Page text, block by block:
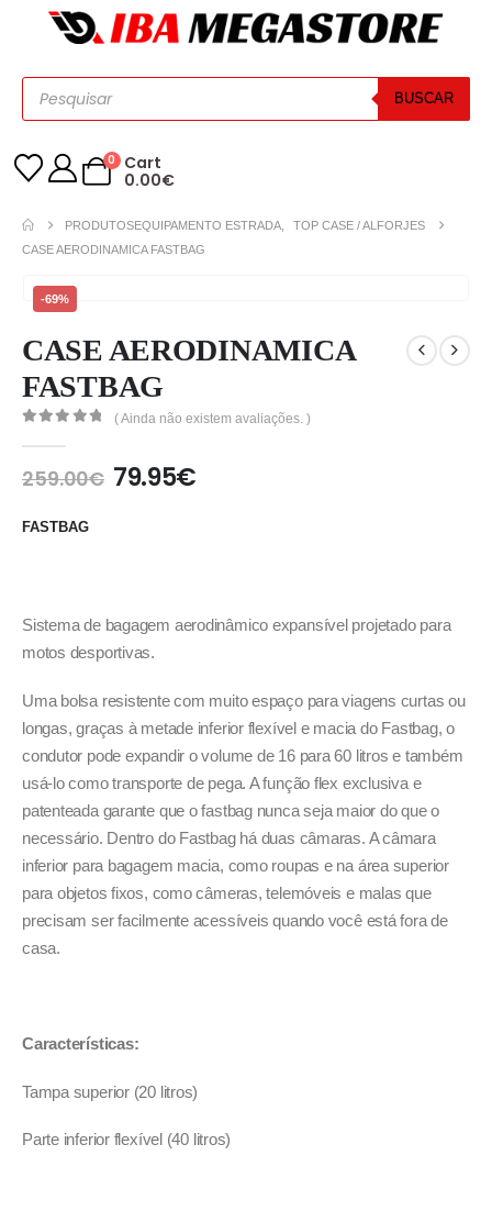
BUSCAR
0
Cart
0.00€
PRODUTOSEQUIPAMENTO ESTRADA
TOP CASE / ALFORJES
CASE AERODINAMICA FASTBAG
-69%
CASE AERODINAMICA
FASTBAG
( Ainda não existem avaliações. )
259.00€ 79.95€
FASTBAG
Sistema de bagagem aerodinâmico expansível projetado para
motos desportivas.
Uma bolsa resistente com muito espaço para viagens curtas ou
longas, graças à metade inferior flexível e macia do Fastbag, o
condutor pode expandir o volume de 16 para 60 litros e também
usá-lo como transporte de pega. A função flex exclusiva e
patenteada garante que o fastbag nunca seja maior do que o
necessário. Dentro do Fastbag há duas câmaras. A câmara
inferior para bagagem macia, como roupas e na área superior
para objetos fixos, como câmeras, telemóveis e malas que
precisam ser facilmente acessíveis quando você está fora de
casa.
Características:
Tampa superior (20 litros)
Parte inferior flexível (40 litros)